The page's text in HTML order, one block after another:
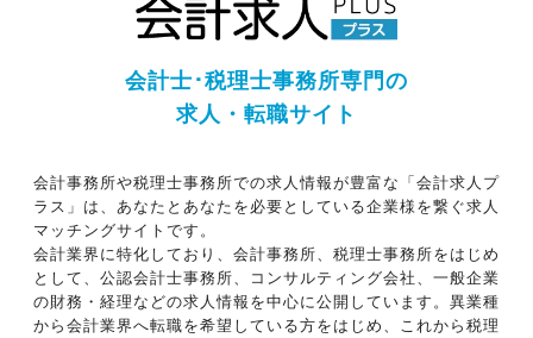
会計士･税理士事務所専門の
求人・転職サイト
会計事務所や税理士事務所での求人情報が豊富な「会計求人プ
ラス」は、あなたとあなたを必要としている企業様を繋ぐ求人
マッチングサイトです。
会計業界に特化しており、会計事務所、税理士事務所をはじめ
として、公認会計士事務所、コンサルティング会社、一般企業
の財務・経理などの求人情報を中心に公開しています。異業種
から会計業界へ転職を希望している方をはじめ、これから税理